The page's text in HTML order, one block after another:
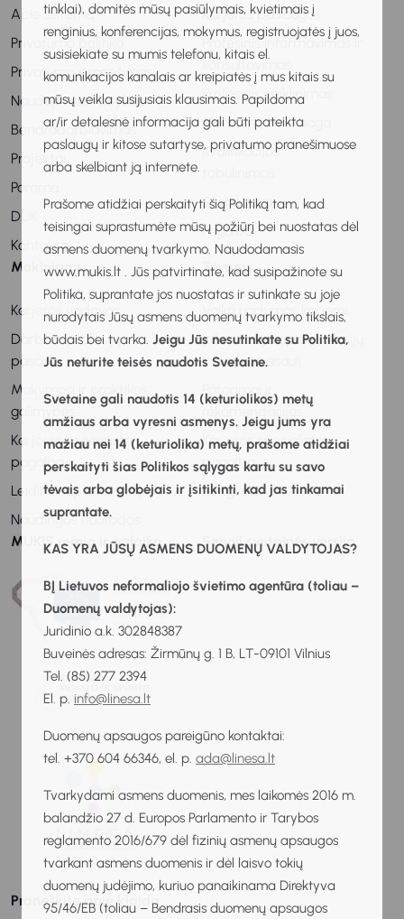
tinklai), domitės mūsų pasiūlymais, kvietimais į
renginius, konferencijas, mokymus, registruojatės į juos,
susisiekiate su mumis telefonu, kitais el.
komunikacijos kanalais ar kreipiatės į mus kitais su
mūsų veikla susijusiais klausimais. Papildoma
ar/ir detalesnė informacija gali būti pateikta
paslaugų ir kitose sutartyse, privatumo pranešimuose
arba skelbiant ją internete.
Prašome atidžiai perskaityti šią Politiką tam, kad
teisingai suprastumėte mūsų požiūrį bei nuostatas dėl
asmens duomenų tvarkymo. Naudodamasis
www.mukis.lt . Jūs patvirtinate, kad susipažinote su
Politika, suprantate jos nuostatas ir sutinkate su joje
nurodytais Jūsų asmens duomenų tvarkymo tikslais,
būdais bei tvarka. Jeigu Jūs nesutinkate su Politika,
Jūs neturite teisės naudotis Svetaine.
Svetaine gali naudotis 14 (keturiolikos) metų
amžiaus arba vyresni asmenys. Jeigu jums yra
mažiau nei 14 (keturiolika) metų, prašome atidžiai
perskaityti šias Politikos sąlygas kartu su savo
tėvais arba globėjais ir įsitikinti, kad jas tinkamai
suprantate.
KAS YRA JŪSŲ ASMENS DUOMENŲ VALDYTOJAS?
BĮ Lietuvos neformaliojo švietimo agentūra (toliau –
Duomenų valdytojas):
Juridinio a.k. 302848387
Buveinės adresas: Žirmūnų g. 1 B, LT-09101 Vilnius
Tel. (85) 277 2394
El. p. info@linesa.lt
Duomenų apsaugos pareigūno kontaktai:
tel. +370 604 66346, el. p. ada@linesa.lt
Tvarkydami asmens duomenis, mes laikomės 2016 m.
balandžio 27 d. Europos Parlamento ir Tarybos
reglamento 2016/679 dėl fizinių asmenų apsaugos
tvarkant asmens duomenis ir dėl laisvo tokių
duomenų judėjimo, kuriuo panaikinama Direktyva
95/46/EB (toliau – Bendrasis duomenų apsaugos
Apie sistemą
Privatumo politika
Privatumo pranešimas
Naudojimosi taisyklės
Bendradarbiavimas
Projektai
Parama
DUK
Kontaktai
Karjeros paslaugos
Profesinis informavimas ir
konsultavimas
Profesinis veiklinimas
Metodinė medžiaga
Kvalifikacijos
Stebėsena
Pagalba
Mokiniams
Karjeros vadovas
Darbo ir profesijų
pasaulis
Mokymosi ir praktikos
galimybės
Karjeros specialisto
pagalba
Leidiniai apie karjerą
Naudingos nuorodos
Tėvams
Vaiko ugdymas karjerai
Informacija apie profesijų
ir darbo pasaulį
Patarimai ir
Karjeros specialisto
pagalba
Renginiai
MUKIS remia ir palaiko Senoji svetainės versija
Praneškite apie klaidą